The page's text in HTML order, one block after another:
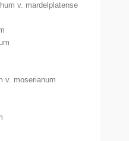
v. mardelplatense
v. moserianum